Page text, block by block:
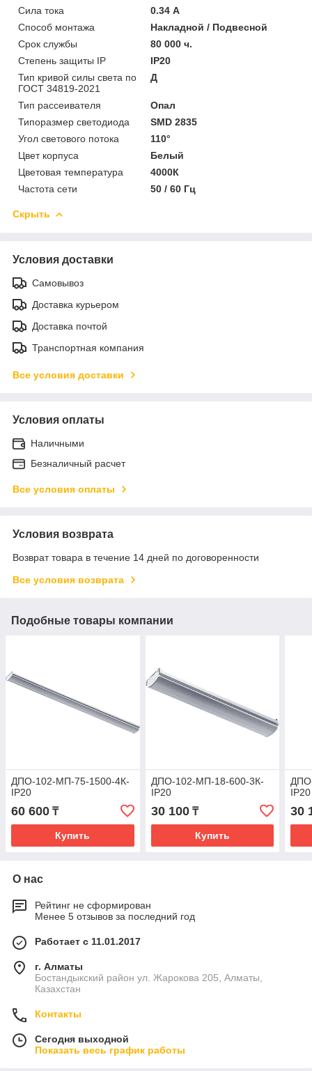
Сила тока
0.34 А
Способ монтажа
Накладной / Подвесной
Срок службы
80 000 ч.
Степень защиты IP
IP20
Тип кривой силы света по
ГОСТ 34819-2021
Д
Тип рассеивателя
Опал
Типоразмер светодиода
SMD 2835
Угол светового потока
110°
Цвет корпуса
Белый
Цветовая температура
4000К
Частота сети
50 / 60 Гц
Скрыть
Условия доставки
Самовывоз
Доставка курьером
Доставка почтой
Транспортная компания
Все условия доставки
Условия оплаты
Наличными
Безналичный расчет
Все условия оплаты
Условия возврата
Возврат товара в течение 14 дней по договоренности
Все условия возврата
Подобные товары компании
ДПО-102-MП-75-1500-4К-
IP20
60 600 ₸
Купить
ДПО-102-MП-18-600-3К-
IP20
30 100₸
Купить
IP20
30
О нас
Рейтинг не сформирован
Менее 5 отзывов за последний год
Работает с 11.01.2017
г. Алматы
Бостандыкский район ул. Жарокова 205, Алматы,
Казахстан
Контакты
Сегодня выходной
Показать весь график работы